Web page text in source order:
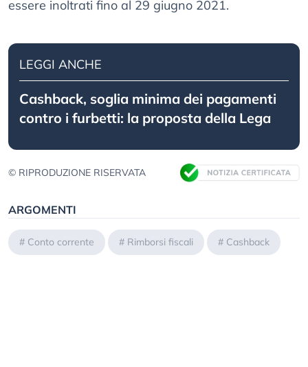
essere inoltrati fino al 29 giugno 2021.
LEGGI ANCHE
Cashback, soglia minima dei pagamenti
contro i furbetti: la proposta della Lega
© RIPRODUZIONE RISERVATA
ARGOMENTI
# Conto corrente # Rimborsi fiscali # Cashback